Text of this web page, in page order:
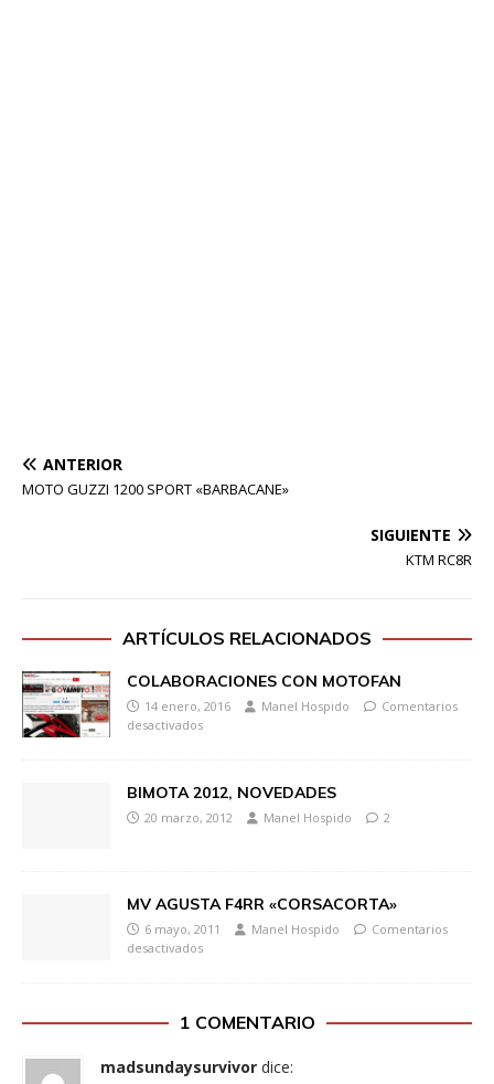
ANTERIOR
MOTO GUZZI 1200 SPORT «BARBACANE»
SIGUIENTE
KTM RC8R
ARTÍCULOS RELACIONADOS
COLABORACIONES CON MOTOFAN
14 enero, 2016 Manel Hospido
Comentarios
desactivados
BIMOTA 2012, NOVEDADES
20 marzo, 2012 Manel Hospido 2
MV AGUSTA F4RR «CORSACORTA»
6 mayo, 2011 Manel Hospido
Comentarios
desactivados
1 COMENTARIO
madsundaysurvivor dice: